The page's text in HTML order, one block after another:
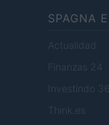
SPAGNA
Actualidad
Finanzas 24
Investindo
Think.es